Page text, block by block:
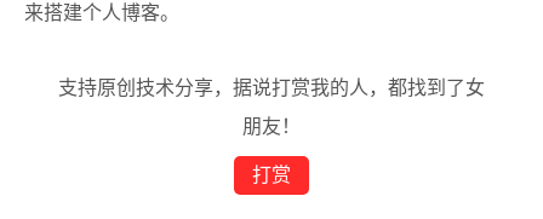
来搭建个人博客。
支持原创技术分享，据说打赏我的人，都找到了女
朋友！
打赏